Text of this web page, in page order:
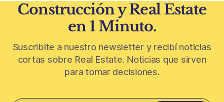
Construcción y Real Estate
en 1 Minuto.
Suscribite a nuestro newsletter y recibí noticias
cortas sobre Real Estate. Noticias que sirven
para tomar decisiones.